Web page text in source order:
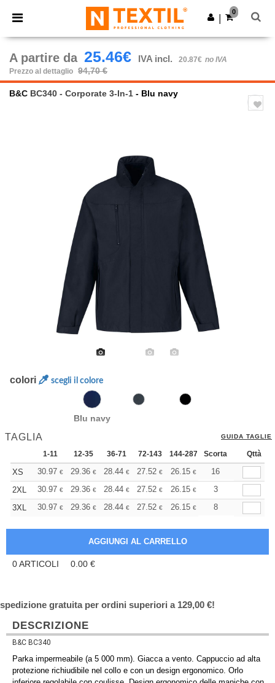
× App Ntextil
Prezzi migliori sull'app!
Scarica app
0
A partire da 25.46€ IVA incl. 20.87€ no IVA
Prezzo al dettaglio 94,70 €
B&C BC340 - Corporate 3-In-1 - Blu navy
colori scegli il colore
Blu navy
TAGLIA GUIDA TAGLIE
1-11 12-35 36-71 72-143 144-287 288 + Altri
Scorta Qttà
XS 30.97 € 29.36 € 28.44 € 27.52 € 26.15 € 25.46
16
2XL
30.97 € 29.36 € 28.44 € 27.52 € 26.15 € 25.46
3
3XL
30.97 € 29.36 € 28.44 € 27.52 € 26.15 € 25.46
8
0ARTICOLI 0.00 €
spedizione gratuita per ordini superiori a 129,00 €!
DESCRIZIONE
B&C BC340
Parka impermeabile (a 5 000 mm). Giacca a vento. Cappuccio ad alta
protezione richiudibile nel collo e con un design ergonomico. Orlo